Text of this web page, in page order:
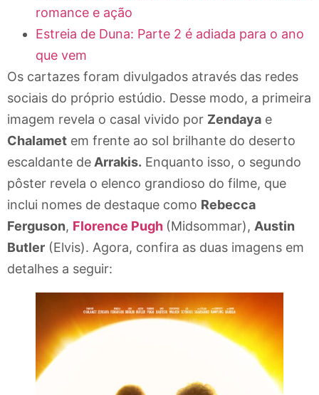
romance e ação
Estreia de Duna: Parte 2 é adiada para o ano
que vem
Os cartazes foram divulgados através das redes
sociais do próprio estúdio. Desse modo, a primeira
imagem revela o casal vivido por Zendaya e
Chalamet em frente ao sol brilhante do deserto
escaldante deArrakis. Enquanto isso, o segundo
pôster revela o elenco grandioso do filme, que
inclui nomes de destaque como Rebecca
Ferguson, Florence Pugh (Midsommar), Austin
Butler (Elvis). Agora, confira as duas imagens em
detalhes a seguir: